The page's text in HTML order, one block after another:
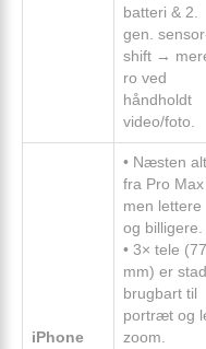
batteri & 2.
gen.
shift →
ro ved
håndholdt
video/foto.
iPhone
• Næsten alt
fra Pro
men lettere
og billigere.
• 3× tele (77
mm) er
brugbart til
portræt og
zoom.